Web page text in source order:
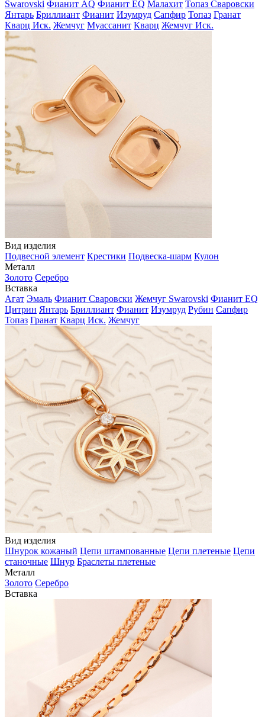
Swarovski Фианит AQ Фианит EQ Малахит Топаз Сваровски
Янтарь Бриллиант Фианит Изумруд Сапфир Топаз Гранат
Кварц Иск. Жемчуг Муассанит Кварц Жемчуг Иск.
Вид изделия
Подвесной элемент Крестики Подвеска-шарм Кулон
Металл
Золото Серебро
Вставка
Агат Эмаль Фианит Сваровски Жемчуг Swarovski Фианит EQ
Цитрин Янтарь Бриллиант Фианит Изумруд Рубин Сапфир
Топаз Гранат Кварц Иск. Жемчуг
Вид изделия
Шнурок кожаный Цепи штампованные Цепи плетеные Цепи
станочные Шнур Браслеты плетеные
Металл
Золото Серебро
Вставка